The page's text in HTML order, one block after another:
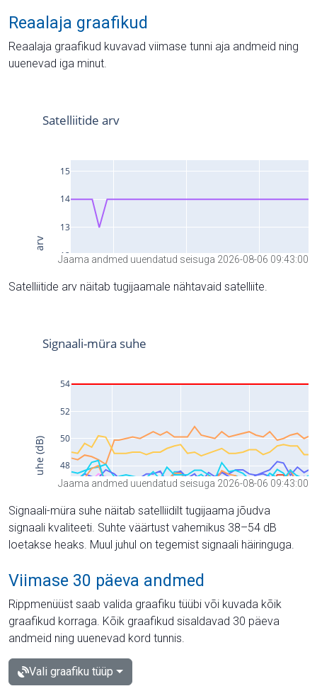
Reaalaja graafikud
Reaalaja graafikud kuvavad viimase tunni aja andmeid ning
uuenevad iga minut.
Jaama andmed uuendatud seisuga 2026-08-06 09:43:00
Satelliitide arv näitab tugijaamale nähtavaid satelliite.
Jaama andmed uuendatud seisuga 2026-08-06 09:43:00
Signaali-müra suhe näitab satelliidilt tugijaama jõudva
signaali kvaliteeti. Suhte väärtust vahemikus 38–54 dB
loetakse heaks. Muul juhul on tegemist signaali häiringuga.
Viimase 30 päeva andmed
Rippmenüüst saab valida graafiku tüübi või kuvada kõik
graafikud korraga. Kõik graafikud sisaldavad 30 päeva
andmeid ning uuenevad kord tunnis.
Vali graafiku tüüp